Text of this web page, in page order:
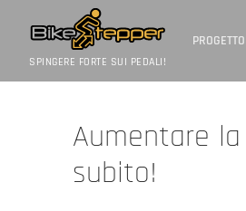
contenuto
SPINGERE FORTE SUI PEDALI!
PROGETTO
Aumentare
subito!